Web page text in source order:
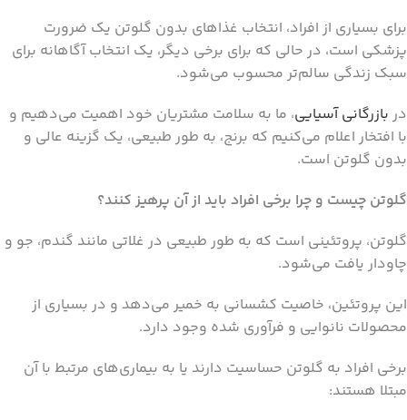
برای بسیاری از افراد، انتخاب غذاهای بدون گلوتن یک ضرورت
پزشکی است، در حالی که برای برخی دیگر، یک انتخاب آگاهانه برای
سبک زندگی سالم‌تر محسوب می‌شود.
در بازرگانی آسیایی، ما به سلامت مشتریان خود اهمیت می‌دهیم و
با افتخار اعلام می‌کنیم که برنج، به طور طبیعی، یک گزینه عالی و
بدون گلوتن است.
گلوتن چیست و چرا برخی افراد باید از آن پرهیز کنند؟
گلوتن، پروتئینی است که به طور طبیعی در غلاتی مانند گندم، جو و
چاودار یافت می‌شود.
این پروتئین، خاصیت کشسانی به خمیر می‌دهد و در بسیاری از
محصولات نانوایی و فرآوری شده وجود دارد.
برخی افراد به گلوتن حساسیت دارند یا به بیماری‌های مرتبط با آن
مبتلا هستند: